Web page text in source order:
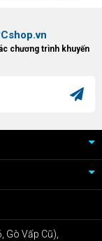
cao cấp nhất,
ngay quà tặng trị giá
chương trình khuyến
Gò Vấp Cũ),